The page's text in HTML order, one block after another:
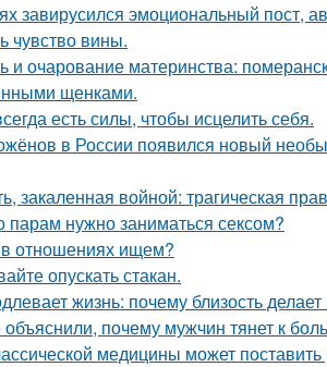
завирусился эмоциональный пост,
чувство вины.
и очарование материнства:
щенками.
есть силы, чтобы исцелить себя.
в России появился новый
закаленная войной: трагическая
парам нужно заниматься сексом?
отношениях ищем?
опускать стакан.
жизнь: почему близость
почему мужчин тянет к
медицины может